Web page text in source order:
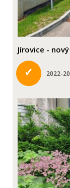
Jírovice -
✓ 2022-